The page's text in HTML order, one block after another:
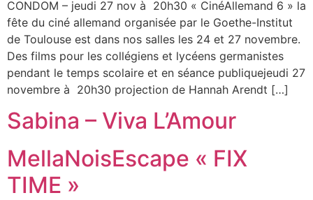
CONDOM – jeudi 27 nov à 20h30 « CinéAllemand 6 » la
fête du ciné allemand organisée par le Goethe-Institut
de Toulouse est dans nos salles les 24 et 27 novembre.
Des films pour les collégiens et lycéens germanistes
pendant le temps scolaire et en séance publiquejeudi 27
novembre à 20h30 projection de Hannah Arendt […]
Sabina – Viva L’Amour
MellaNoisEscape « FIX
TIME »